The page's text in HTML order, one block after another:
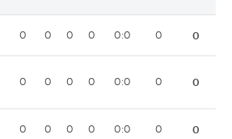
0 0 0 0 0:0 0 0
0 0 0 0 0:0 0 0
0 0 0 0 0:0 0 0